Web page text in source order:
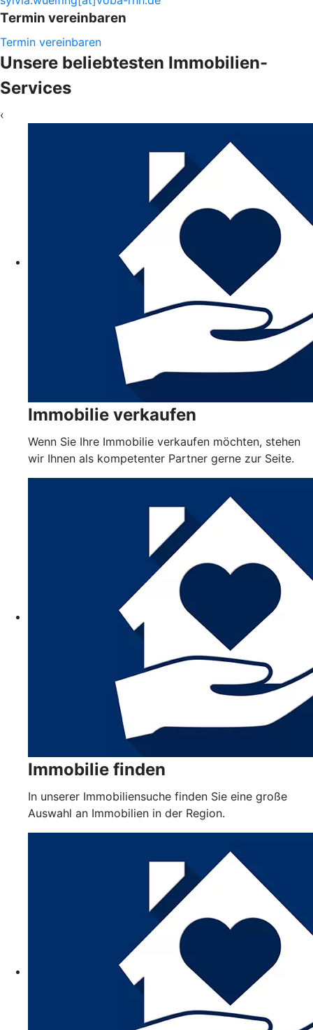
Termin vereinbaren
Termin vereinbaren
Unsere beliebtesten Immobilien-
Services
‹
Immobilie verkaufen
Wenn Sie Ihre Immobilie verkaufen möchten, stehen
wir Ihnen als kompetenter Partner gerne zur Seite.
Immobilie finden
In unserer Immobiliensuche finden Sie eine große
Auswahl an Immobilien in der Region.